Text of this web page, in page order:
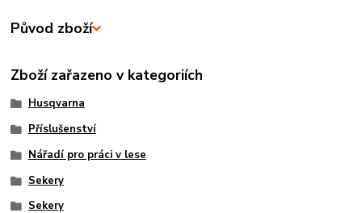
Původ zboží
Zboží zařazeno v kategoriích
Husqvarna
Příslušenství
Nářadí pro práci v lese
Sekery
Sekery